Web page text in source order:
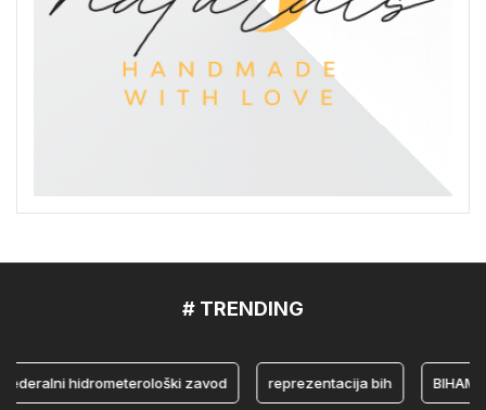
# TRENDING
hidrometerološki zavod reprezentacija bih BIHAMK